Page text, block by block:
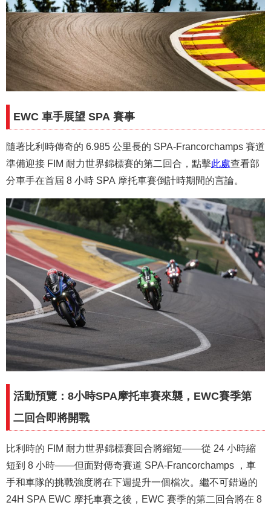
EWC 車手展望 SPA 賽事
隨著比利時傳奇的 6.985 公里長的 SPA-Francorchamps 賽道
準備迎接 FIM 耐力世界錦標賽的第二回合，點擊此處查看部
分車手在首屆 8 小時 SPA 摩托車賽倒計時期間的言論。
活動預覽：8小時SPA摩托車賽來襲，EWC賽季第
二回合即將開戰
比利時的 FIM 耐力世界錦標賽回合將縮短——從 24 小時縮
短到 8 小時——但面對傳奇賽道 SPA-Francorchamps ，車
手和車隊的挑戰強度將在下週提升一個檔次。繼不可錯過的
24H SPA EWC 摩托車賽之後，EWC 賽季的第二回合將在 8